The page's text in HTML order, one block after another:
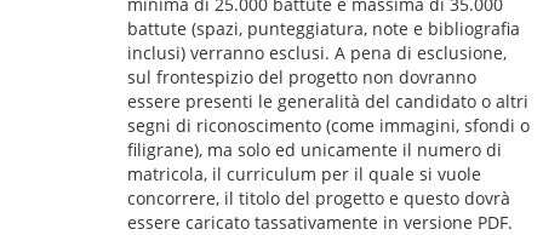
battute (spazi, punteggiatura, note e bibliografia
inclusi) verranno esclusi. A pena di esclusione,
sul frontespizio del progetto non dovranno
essere presenti le generalità del candidato o altri
segni di riconoscimento (come immagini, sfondi o
filigrane), ma solo ed unicamente il numero di
matricola, il curriculum per il quale si vuole
concorrere, il titolo del progetto e questo dovrà
essere caricato tassativamente in versione PDF.